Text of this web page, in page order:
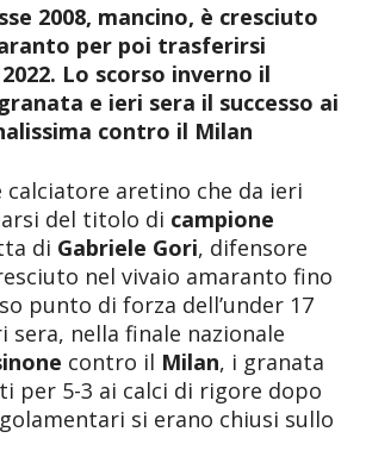
2008, mancino, è cresciuto
per poi trasferirsi
Lo scorso inverno il
e ieri sera il successo ai
contro il Milan
calciatore aretino che da ieri
del titolo di campione
di Gabriele Gori, difensore
nel vivaio amaranto fino
punto di forza dell’under 17
sera, nella finale nazionale
contro il Milan, i granata
per 5-3 ai calci di rigore dopo
si erano chiusi sullo